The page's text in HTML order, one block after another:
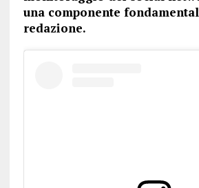
una componente
redazione.